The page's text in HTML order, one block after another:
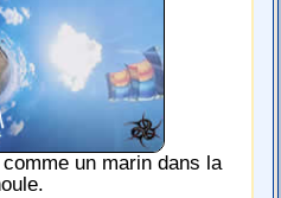
un marin dans la